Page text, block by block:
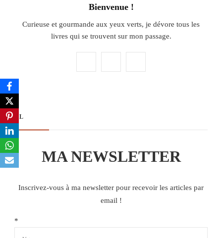
Bienvenue !
Curieuse et gourmande aux yeux verts, je dévore tous les
livres qui se trouvent sur mon passage.
NL
MA NEWSLETTER
Inscrivez-vous à ma newsletter pour recevoir les articles par
email !
*